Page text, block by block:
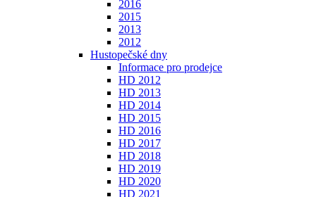
2016
2015
2013
2012
Hustopečské dny
Informace pro prodejce
HD 2012
HD 2013
HD 2014
HD 2015
HD 2016
HD 2017
HD 2018
HD 2019
HD 2020
HD 2021